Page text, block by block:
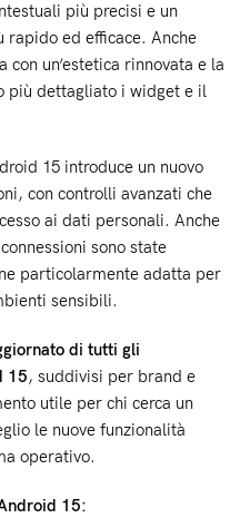
più precisi e un
rapido ed efficace. Anche
un’estetica rinnovata e la
più dettagliato i widget e il
15 introduce un nuovo
con controlli avanzati che
ai dati personali. Anche
sono state
particolarmente adatta per
sensibili.
di tutti gli
15, suddivisi per brand e
utile per chi cerca un
le nuove funzionalità
operativo.
15: